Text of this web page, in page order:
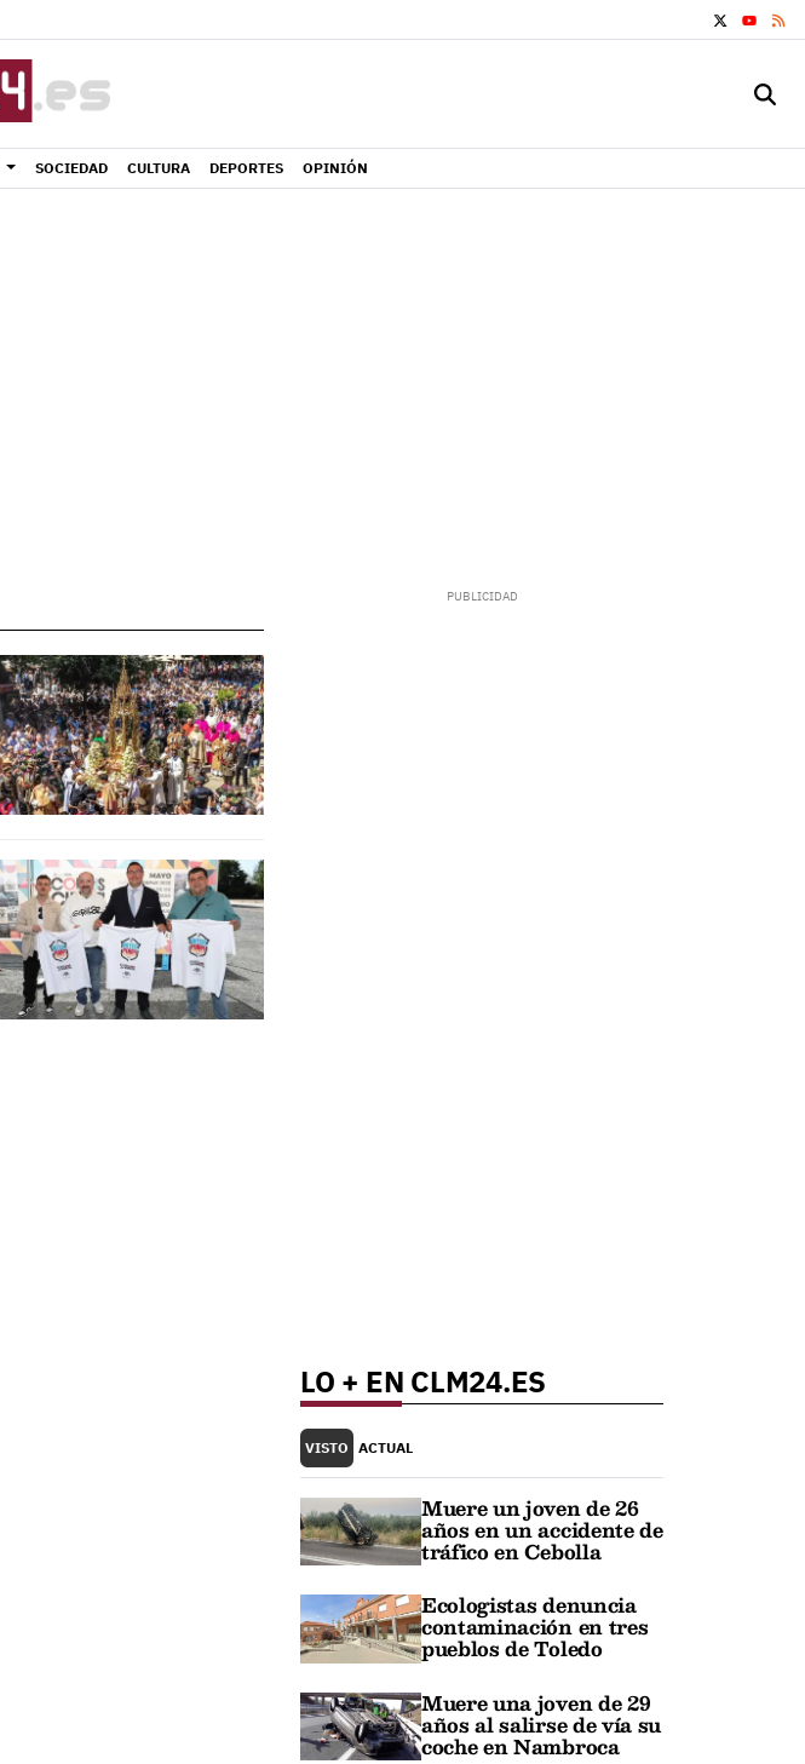
YOUTUBE
SOCIEDAD CULTURA DEPORTES OPINIÓN
LO + EN CLM24.ES
VISTO ACTUAL
Muere un joven de 26
años en un accidente de
tráfico en Cebolla
Ecologistas denuncia
contaminación en tres
pueblos de Toledo
Muere una joven de 29
años al salirse de vía su
coche en Nambroca